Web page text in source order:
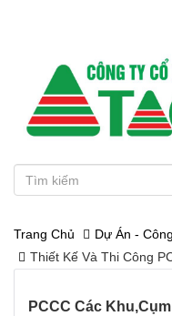
Trang Chủ
Dự Án -
Thiết Kế Và Thi Công
PCCC Các